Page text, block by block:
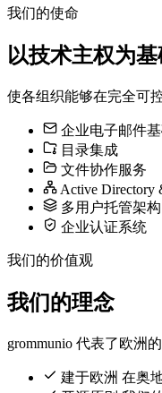
我们的使命
以技术主权为
使各组织能够在完全可
企业电子邮件
目录集成
文件协作服务
Active Directory
多用户托管架构
企业认证系统
我们的价值观
我们的理念
grommunio 代表了欧洲
建于欧洲 在奥